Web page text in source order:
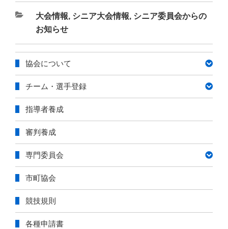
カ
テ
ゴ
ー
大会情報, シニア大会情報, シニア委員会からの
お知らせ
協会について
チーム・選手登録
指導者養成
審判養成
専門委員会
市町協会
競技規則
各種申請書